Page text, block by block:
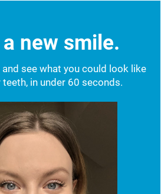
new smile.
see what you could look like
in under 60 seconds.